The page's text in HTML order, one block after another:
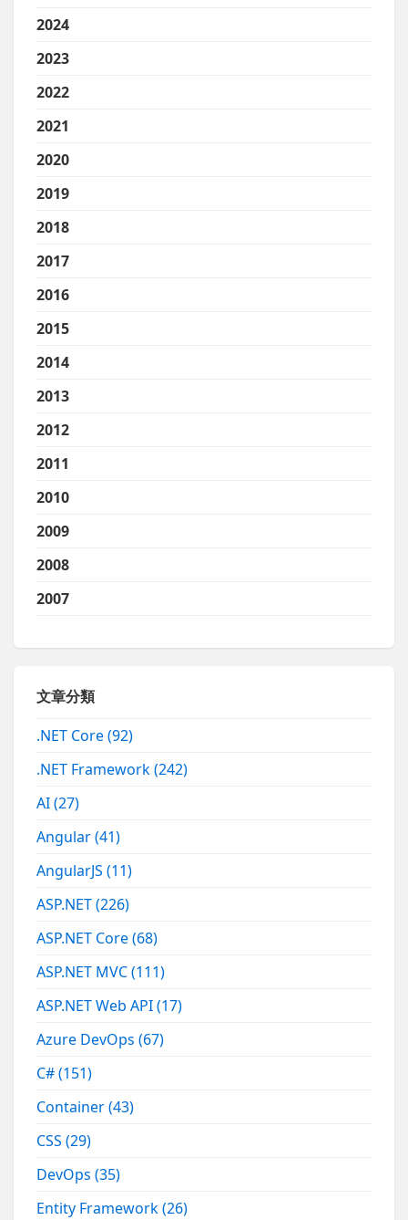
2024
2023
2022
2021
2020
2019
2018
2017
2016
2015
2014
2013
2012
2011
2010
2009
2008
2007
文章分類
.NET Core(92)
.NET Framework(242)
AI(27)
Angular(41)
AngularJS(11)
ASP.NET(226)
ASP.NET Core(68)
ASP.NET MVC(111)
ASP.NET Web API(17)
Azure DevOps(67)
C#(151)
Container(43)
CSS(29)
DevOps(35)
Entity Framework(26)